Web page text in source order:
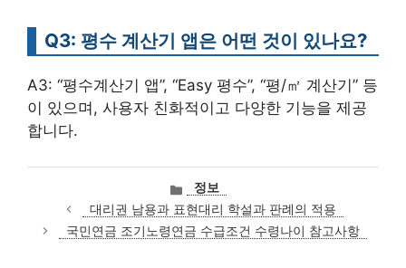
Q3: 평수 계산기 앱은 어떤 것이 있나요?
A3: “평수계산기 앱”, “Easy 평수”, “평/㎡ 계산기” 등
이 있으며, 사용자 친화적이고 다양한 기능을 제공
합니다.
카
테
고
리
정보
대리권 남용과 표현대리 학설과 판례의 적용
국민연금 조기노령연금 수급조건 수령나이 참고사항